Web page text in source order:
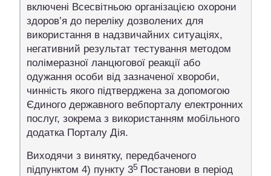
включені Всесвітньою організацією охорони
здоров’я до переліку дозволених для
використання в надзвичайних ситуаціях,
негативний результат тестування методом
полімеразної ланцюгової реакції або
одужання особи від зазначеної хвороби,
чинність якого підтверджена за допомогою
Єдиного державного вебпорталу електронних
послуг, зокрема з використанням мобільного
додатка Порталу Дія.
Виходячи з винятку, передбаченого
підпунктом 4) пункту 35 Постанови в період